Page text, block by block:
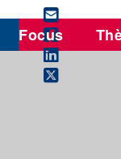
Focus